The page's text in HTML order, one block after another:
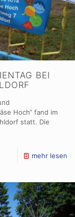
BEI
Hoch“ fand im
statt. Die
mehr lesen